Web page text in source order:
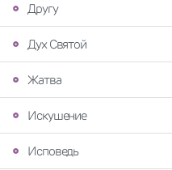
Другу
Дух Святой
Жатва
Искушение
Исповедь